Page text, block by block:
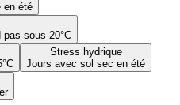
en été
pas sous 20°C
Stress hydrique
Jours avec sol sec en été